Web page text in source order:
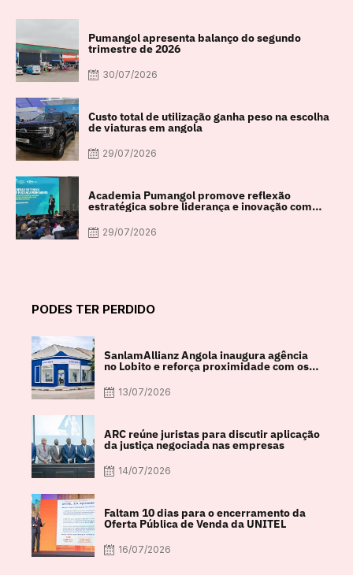
Pumangol apresenta balanço do segundo
trimestre de 2026
30/07/2026
Custo total de utilização ganha peso na escolha
de viaturas em angola
29/07/2026
Academia Pumangol promove reflexão
estratégica sobre liderança e inovação com
especialista internacional Nadim Habib
29/07/2026
PODES TER PERDIDO
SanlamAllianz Angola inaugura agência
no Lobito e reforça proximidade com os
13/07/2026
ARC reúne juristas para discutir aplicação
da justiça negociada nas empresas
14/07/2026
Faltam 10 dias para o encerramento da
Oferta Pública de Venda da UNITEL
16/07/2026